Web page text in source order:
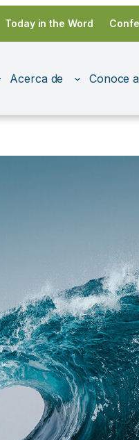
Today in the Word
Acerca de Conoce